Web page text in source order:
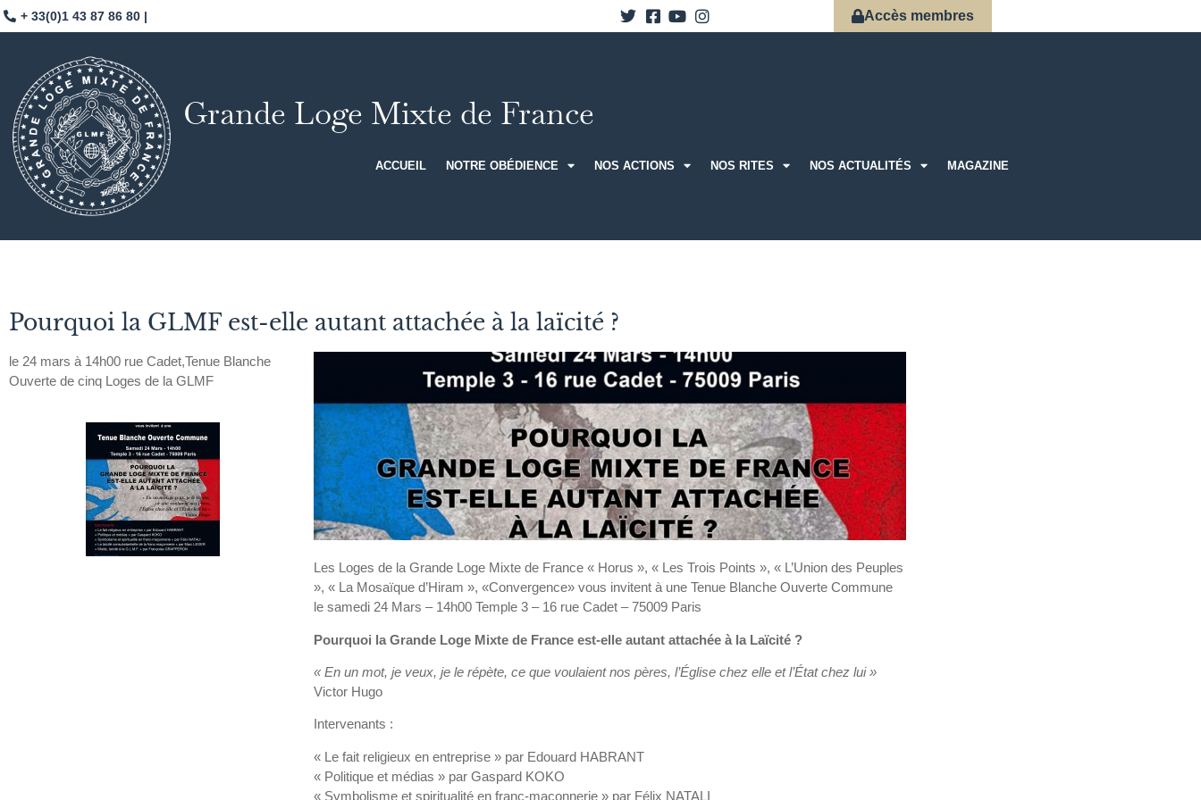
+ 33(0)1 43 87 86 80 | Accès membres
Grande Loge Mixte de France
ACCUEIL NOTRE OBÉDIENCE NOS ACTIONS NOS RITES NOS ACTUALITÉS MAGAZINE
Pourquoi la GLMF est-elle autant attachée à la laïcité ?
le 24 mars à 14h00 rue Cadet,Tenue Blanche
Ouverte de cinq Loges de la GLMF
Les Loges de la Grande Loge Mixte de France « Horus », « Les Trois Points », « L’Union des Peuples
», « La Mosaïque d’Hiram », «Convergence» vous invitent à une Tenue Blanche Ouverte Commune
le samedi 24 Mars – 14h00 Temple 3 – 16 rue Cadet – 75009 Paris
Pourquoi la Grande Loge Mixte de France est-elle autant attachée à la Laïcité ?
« En un mot, je veux, je le répète, ce que voulaient nos pères, l’Église chez elle et l’État chez lui »
Victor Hugo
Intervenants :
« Le fait religieux en entreprise » par Edouard HABRANT
« Politique et médias » par Gaspard KOKO
« Symbolisme et spiritualité en franc-maçonnerie » par Félix NATALI